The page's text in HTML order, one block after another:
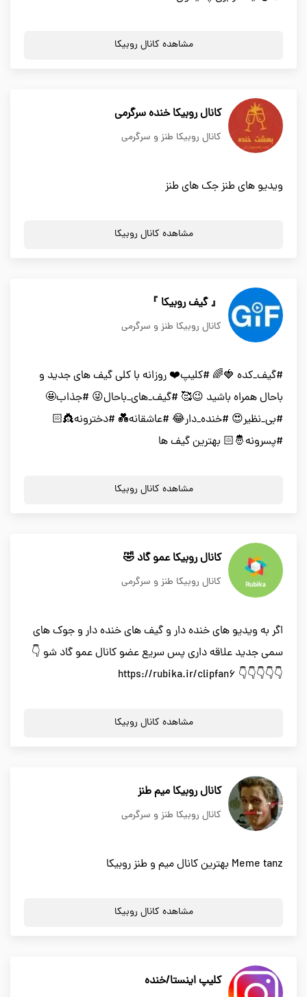
مشاهده کانال روبیکا
کانال روبیکا خنده سرگرمی
کانال روبیکا طنز و سرگرمی
ویدیو های طنز جک های طنز
مشاهده کانال روبیکا
『 گیف روبیکا 』
کانال روبیکا طنز و سرگرمی
#گیف_کده 🍓🌈 #کلیپ❤️ روزانه با کلی گیف های جدید و
باحال همراه باشید 😉🥰 #گیف_های_باحال😜 #جذاب🤩
#بی_نظیر😍 #خنده_دار😂 #عاشقانه💑 #دخترونه👸🏻
#پسرونه🤴🏻 بهترین گیف ها
مشاهده کانال روبیکا
کانال روبیکا عمو گاد 🤣
کانال روبیکا طنز و سرگرمی
اگر به ویدیو های خنده دار و گیف های خنده دار و جوک های
سمی جدید علاقه داری پس سریع عضو کانال عمو گاد شو 👇
👇👇👇👇👇 https://rubika.ir/clipfan6
مشاهده کانال روبیکا
کانال روبیکا میم طنز
کانال روبیکا طنز و سرگرمی
Meme tanz بهترین کانال میم و طنز روبیکا
مشاهده کانال روبیکا
کلیپ اینستا/خنده